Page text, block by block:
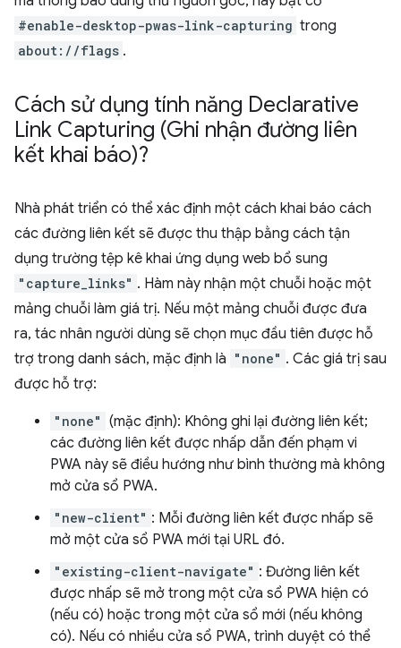
#enable-desktop-pwas-link-capturing trong
about://flags .
Cách sử dụng tính năng Declarative
Link Capturing (Ghi nhận đường liên
kết khai báo)?
Nhà phát triển có thể xác định một cách khai báo cách
các đường liên kết sẽ được thu thập bằng cách tận
dụng trường tệp kê khai ứng dụng web bổ sung
"capture_links" . Hàm này nhận một chuỗi hoặc một
mảng chuỗi làm giá trị. Nếu một mảng chuỗi được đưa
ra, tác nhân người dùng sẽ chọn mục đầu tiên được hỗ
trợ trong danh sách, mặc định là "none" . Các giá trị sau
được hỗ trợ:
"none" (mặc định): Không ghi lại đường liên kết;
các đường liên kết được nhấp dẫn đến phạm vi
PWA này sẽ điều hướng như bình thường mà không
mở cửa sổ PWA.
"new-client" : Mỗi đường liên kết được nhấp sẽ
mở một cửa sổ PWA mới tại URL đó.
"existing-client-navigate" : Đường liên kết
được nhấp sẽ mở trong một cửa sổ PWA hiện có
(nếu có) hoặc trong một cửa sổ mới (nếu không
có). Nếu có nhiều cửa sổ PWA, trình duyệt có thể